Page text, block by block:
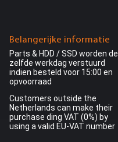
Rack rails
> HP 19” Rack rail
> Dell 19” Rack rail
> Kabel managment arm
Caddy / Tray / Bracket
> HP 2,5” SFF
> HP 3,5“ LFF
> Dell 2,5” SFF
> Dell 3,5” LFF
> Supermicro 2,5” SFF
Belangerijke informatie
Parts & HDD / SSD worden de
zelfde werkdag verstuurd
indien besteld voor 15:00 en
opvoorraad
Customers outside the
Netherlands can make their
purchase ding VAT (0%) by
using a valid EU-VAT number